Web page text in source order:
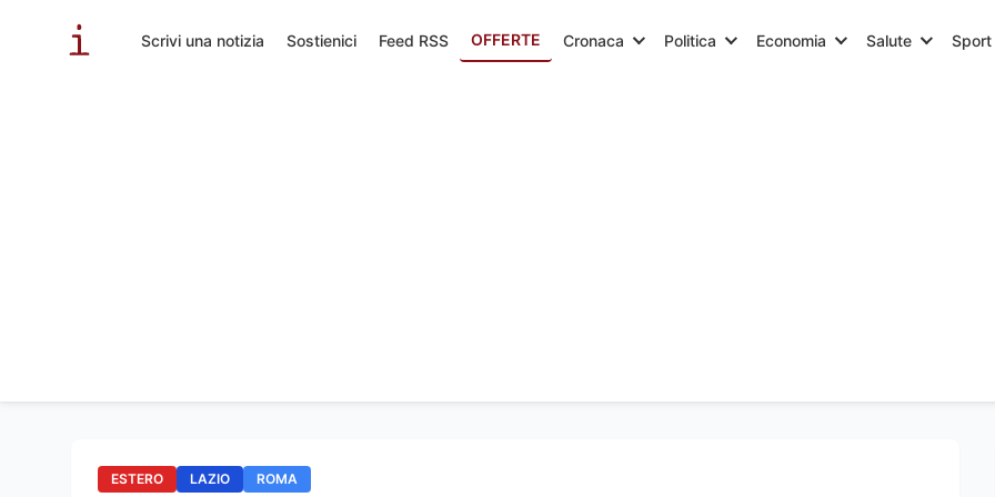
Scrivi una notizia Sostienici Feed RSS OFFERTE Cronaca Politica Economia Salute Sport
ESTERO LAZIO ROMA